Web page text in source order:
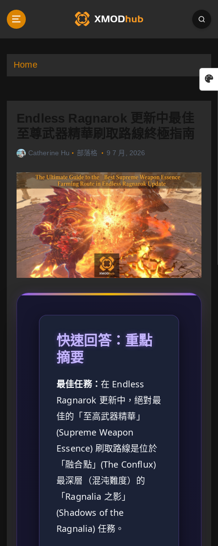
p
Home
Endless Ragnarok 更新中最佳
至尊武器精華刷取路線終極指南
Catherine Hu 部落格 9 7 月, 2026
快速回答：重點
摘要
最佳任務： 在 Endless
Ragnarok 更新中，絕對最
佳的「至高武器精華」
(Supreme Weapon
Essence) 刷取路線是位於
「融合點」(The Conflux)
最深層（混沌難度）的
「Ragnalia 之影」
(Shadows of the
Ragnalia) 任務。